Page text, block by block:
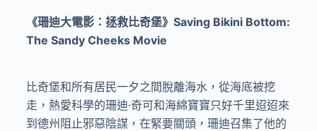
《珊迪大電影：拯救比奇堡》Saving Bikini Bottom:
The Sandy Cheeks Movie
比奇堡和所有居民一夕之間脫離海水，從海底被挖
走，熱愛科學的珊迪·奇可和海綿寶寶只好千里迢迢來
到德州阻止邪惡陰謀，在緊要關頭，珊迪召集了他的